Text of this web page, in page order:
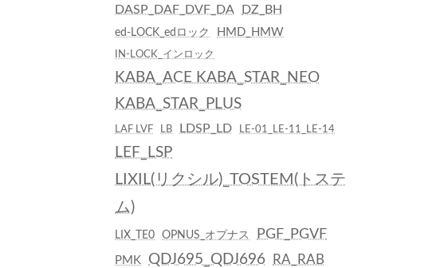
DASP_DAF_DVF_DA
DZ_BH
ed-LOCK_edロック HMD_HMW
IN-LOCK_インロック
KABA_ACE KABA_STAR_NEO
KABA_STAR_PLUS
LAF LVF LB LDSP_LD LE-01_LE-11_LE-14
LEF_LSP
LIXIL(リクシル)_TOSTEM(トステ
ム)
LIX_TE0 OPNUS_オプナス PGF_PGVF
PMK QDJ695_QDJ696 RA_RAB